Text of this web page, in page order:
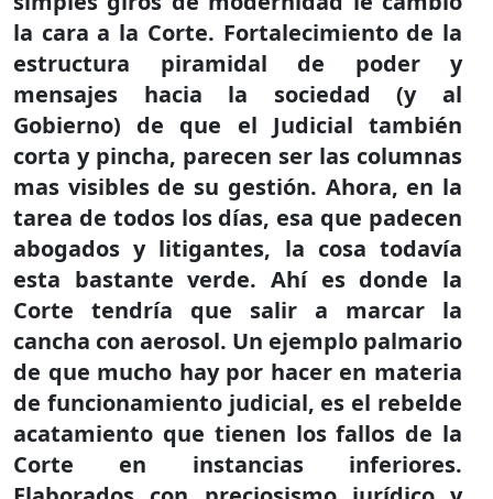
la cara a la Corte. Fortalecimiento de la
estructura piramidal de poder y
mensajes hacia la sociedad (y al
Gobierno) de que el Judicial también
corta y pincha, parecen ser las columnas
mas visibles de su gestión. Ahora, en la
tarea de todos los días, esa que padecen
abogados y litigantes, la cosa todavía
esta bastante verde. Ahí es donde la
Corte tendría que salir a marcar la
cancha con aerosol. Un ejemplo palmario
de que mucho hay por hacer en materia
de funcionamiento judicial, es el rebelde
acatamiento que tienen los fallos de la
Corte en instancias inferiores.